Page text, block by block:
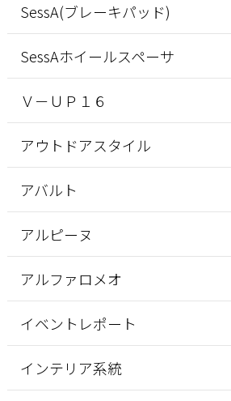
SessA(ブレーキパッド)
SessAホイールスペーサ
Ｖ－ＵＰ１６
アウトドアスタイル
アバルト
アルピーヌ
アルファロメオ
イベントレポート
インテリア系統